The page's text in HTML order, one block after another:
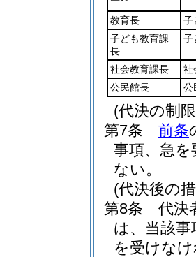
教育長
子
子ども教育課
長
子
社会教育課長
社
公民館長
公
(代決の制
第7条
前条
事項、急
ない。
(代決後の
第8条
代決
は、当該
を受けな